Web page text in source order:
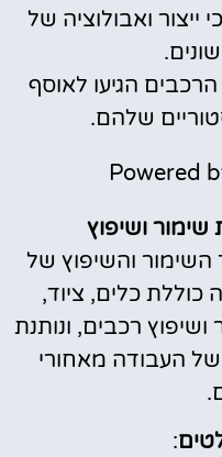
ייצור ואבולוציה של
הרכבים הגיעו לאוסף
שלהם.
Powered
ושיפוץ
והשיפוץ של
כוללת כלים, ציוד,
רכבים, ונותנת
העבודה מאחורי
: